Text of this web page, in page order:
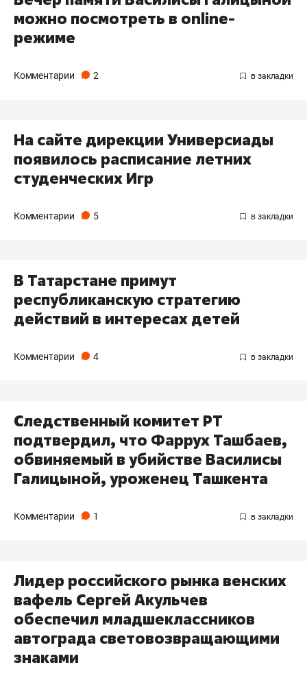
можно посмотреть в оnline-
режиме
Комментарии 2
На сайте дирекции Универсиады
появилось расписание летних
студенческих Игр
Комментарии 5
В Татарстане примут
республиканскую стратегию
действий в интересах детей
Комментарии 4
Следственный комитет РТ
подтвердил, что Фаррух Ташбаев,
обвиняемый в убийстве Василисы
Галицыной, уроженец Ташкента
Комментарии 1
Лидер российского рынка венских
вафель Сергей Акульчев
обеспечил младшеклассников
автограда световозвращающими
знаками